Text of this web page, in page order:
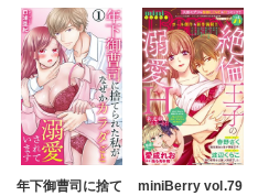
年下御曹司に捨て
miniBerry vol.79